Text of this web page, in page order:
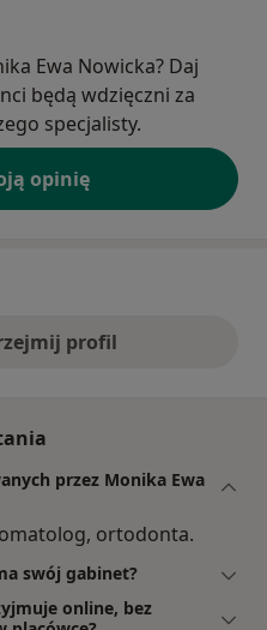
Ewa Nowicka? Daj
będą wdzięczni za
specjalisty.
opinię
profil
przez Monika Ewa
ortodonta.
swój gabinet?
online, bez